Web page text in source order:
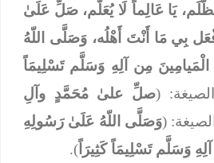
يَا عَالِماً لَا يُعَلَّم، صَلِّ عَلَىٰ
بِي مَا أَنْتَ أَهْلُه، وَصَلَّى اللّهُ
مِن آلِهِ وَسَلَّم تَسْلِيمَاً
( صلِّ علىٰ مُحَمَّدٍ وآلِ
( وَصَلَّى اللّهُ عَلَىٰ رَسُولِهِ
وَسَلَّم تَسْلِيمَاً كَثِيرَاً ).